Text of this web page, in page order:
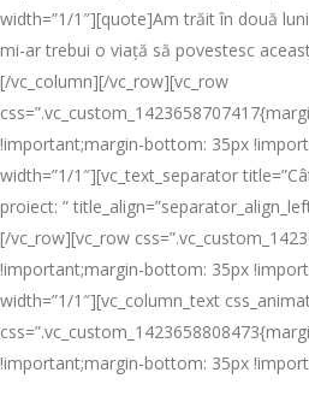
width=”1/1″][quote]Am trăit în două
mi-ar trebui o viață să povestesc
[/vc_column][/vc_row][vc_row
!important;margin-bottom: 35px
width=”1/1″][vc_text_separator
proiect: ”
[/vc_row][vc_row
!important;margin-bottom: 35px
width=”1/1″][vc_column_text
!important;margin-bottom: 35px